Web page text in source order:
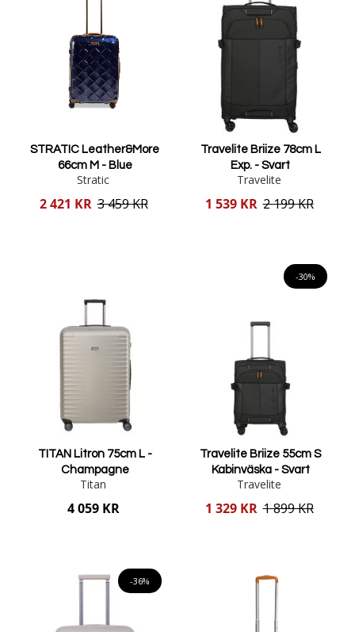
STRATIC Leather&More
66cm M - Blue
Stratic
Reducerat
2 421 KR 3 459 KR
Travelite Briize 78cm L
Exp. - Svart
Travelite
Reducerat
1 539 KR 2 199 KR
TITAN Litron 75cm L -
Champagne
Titan
4 059 KR
-30%
Travelite Briize 55cm S
Kabinväska - Svart
Travelite
Reducerat
1 329 KR 1 899 KR
-36%